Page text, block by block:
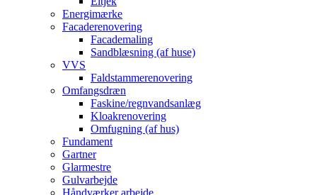
Energimærke
Facaderenovering
Facademaling
Sandblæsning (af huse)
VVS
Faldstammerenovering
Omfangsdræn
Faskine/regnvandsanlæg
Kloakrenovering
Omfugning (af hus)
Fundament
Gartner
Glarmestre
Gulvarbejde
Håndværker arbejde